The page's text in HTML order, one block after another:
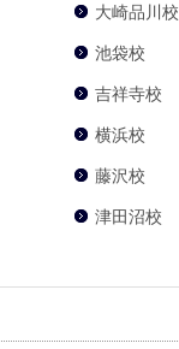
大崎品川校
池袋校
吉祥寺校
横浜校
藤沢校
津田沼校